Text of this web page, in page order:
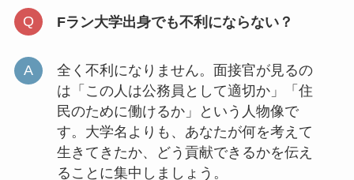
Fラン大学出身でも不利にならない？
全く不利になりません。面接官が見るの
は「この人は公務員として適切か」「住
民のために働けるか」という人物像で
す。大学名よりも、あなたが何を考えて
生きてきたか、どう貢献できるかを伝え
ることに集中しましょう。